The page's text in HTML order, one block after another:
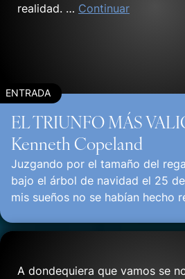
realidad. … Continuar
ENTRADA
EL TRIUNFO MÁS
Kenneth Copeland
Juzgando por el tamaño del
bajo el árbol de navidad el 25
mis sueños no se habían hecho
A dondequiera que vamos se